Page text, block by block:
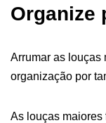
Organize
Arrumar as louças
organização por
As louças maiores